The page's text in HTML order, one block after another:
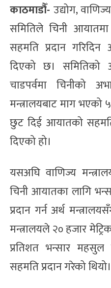
काठमाडौँ- उद्योग,
समितिले चिनी
सहमति प्रदान गरिदिन
दिएको छ।
चाडपर्वमा चिनीको
मन्त्रालयबाट माग भएको
छुट दिई आयातको
दिएको हो।
यसअघि वाणिज्य
चिनी आयातका लागि
प्रदान गर्न अर्थ
मन्त्रालयले २० हजार
प्रतिशत भन्सार
सहमति प्रदान गरेको थियो।